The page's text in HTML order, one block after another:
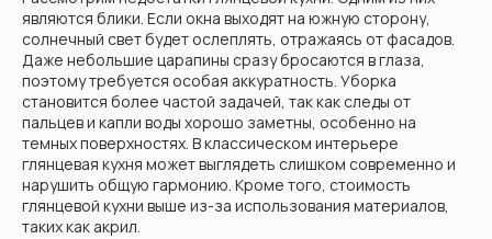
являются блики. Если окна выходят на южную сторону,
солнечный свет будет ослеплять, отражаясь от фасадов.
Даже небольшие царапины сразу бросаются в глаза,
поэтому требуется особая аккуратность. Уборка
становится более частой задачей, так как следы от
пальцев и капли воды хорошо заметны, особенно на
темных поверхностях. В классическом интерьере
глянцевая кухня может выглядеть слишком современно и
нарушить общую гармонию. Кроме того, стоимость
глянцевой кухни выше из-за использования материалов,
таких как акрил.